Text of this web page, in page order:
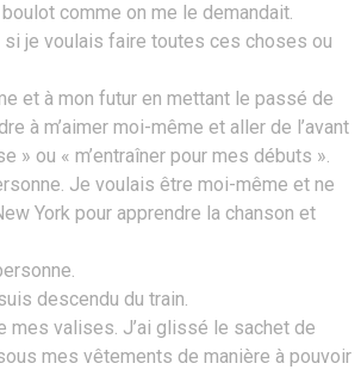
comme on me le demandait.
je voulais faire toutes ces choses ou
et à mon futur en mettant le passé de
à m’aimer moi-même et aller de l’avant
» ou « m’entraîner pour mes débuts ».
Je voulais être moi-même et ne
York pour apprendre la chanson et
descendu du train.
mes valises. J’ai glissé le sachet de
mes vêtements de manière à pouvoir